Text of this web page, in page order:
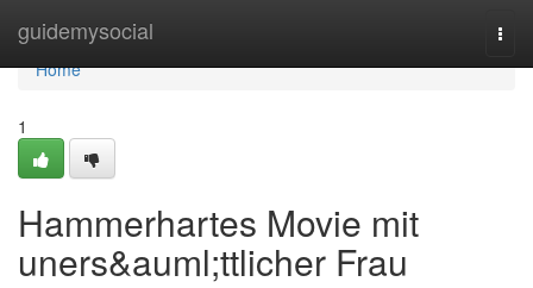
guidemysocial
Home
Home
1
Hammerhartes Movie mit
uners&auml;ttlicher Frau